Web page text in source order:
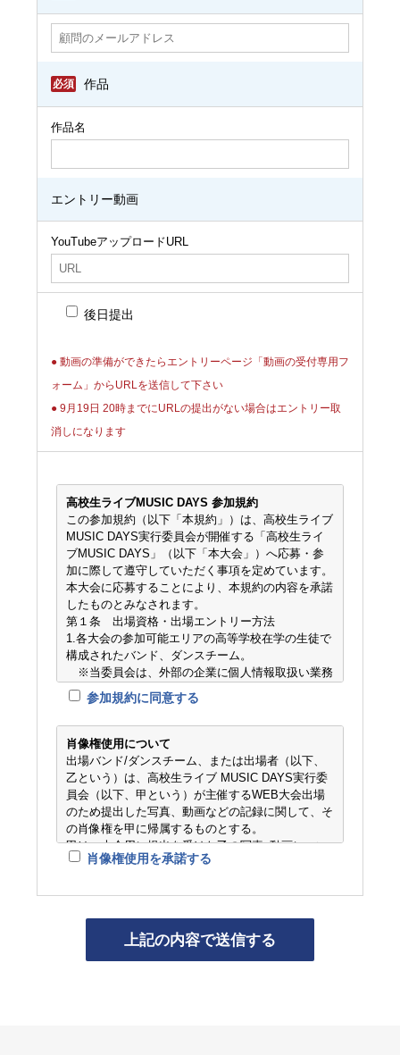
必須 作品
作品名
エントリー動画
YouTubeアップロードURL
後日提出
● 動画の準備ができたらエントリーページ「動画の受付専用フ
ォーム」からURLを送信して下さい
● 9月19日 20時までにURLの提出がない場合はエントリー取
消しになります
高校生ライブMUSIC DAYS 参加規約
この参加規約（以下「本規約」）は、高校生ライブ
MUSIC DAYS実行委員会が開催する「高校生ライ
ブMUSIC DAYS」（以下「本大会」）へ応募・参
加に際して遵守していただく事項を定めています。
本大会に応募することにより、本規約の内容を承諾
したものとみなされます。
第１条 出場資格・出場エントリー方法
1.各大会の参加可能エリアの高等学校在学の生徒で
構成されたバンド、ダンスチーム。
※当委員会は、外部の企業に個人情報取扱い業務
を委託することはありません。
2.本規約及び主催者の定めるプライバシーポリシー
に同意していること。
3.参加申込は、本大会公式サイトから行う。
第２条 参加の取消及び遵守事項
1.申し込み内容に虚偽の申告、誤解を招く表現を記
入する行為。
2.重複エントリー。（バンド、ダンスチームの掛け
持ち不可）
3.主催者より案内した期限内に所定の手続きをとら
なかった場合。
大会の円滑な運営を妨げるような言動、SNS等に誹
これらの禁止行為を発見した場合、出場申し込みの
抹消をする場合があります。予めご了承ください。
参加規約に同意する
肖像権使用について
出場バンド/ダンスチーム、または出場者（以下、
乙という）は、高校生ライブ MUSIC DAYS実行委
員会（以下、甲という）が主催するWEB大会出場
のため提出した写真、動画などの記録に関して、そ
の肖像権を甲に帰属するものとする。
甲は、大会用に提出を受けた乙の写真･動画につい
て、公式サイト、SNS、フライヤー、また取材があ
賛･協力･後援企業/団体に関連する媒体に限り使用
※雑誌、新聞、テレビ等から映像･写真使用の希望
があった場合は、顧問の先生の承諾を得た上で提供
します。
肖像権使用を承諾する